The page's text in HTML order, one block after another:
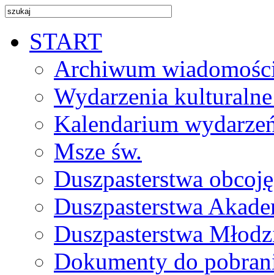
START
Archiwum
Wydarzenia
Kalendarium
Msze św.
Duszpasterstwa
Duszpasterstwa
Duszpasterstwa
Dokumenty do